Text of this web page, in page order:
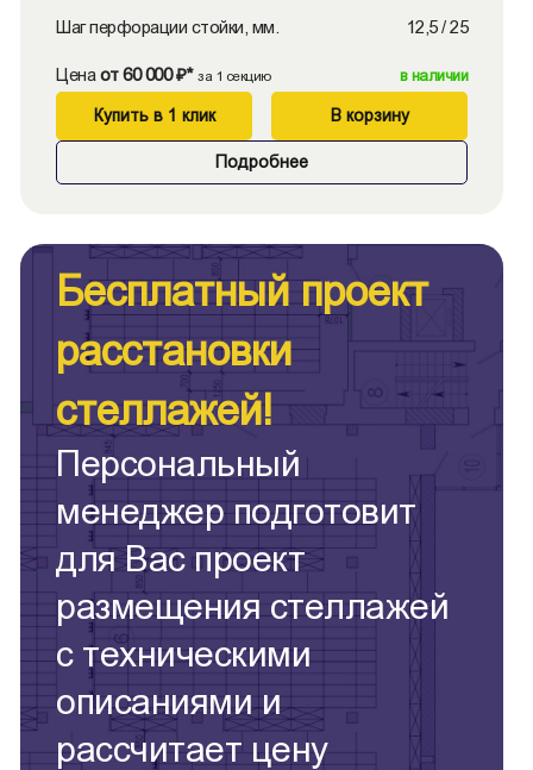
Шаг перфорации стойки, мм. 12,5 / 25
Цена от 60 000 ₽* за 1 секцию в наличии
Купить в 1 клик В корзину
Подробнее
Бесплатный проект
расстановки
стеллажей!
Персональный
менеджер подготовит
для Вас проект
размещения стеллажей
с техническими
описаниями и
рассчитает цену